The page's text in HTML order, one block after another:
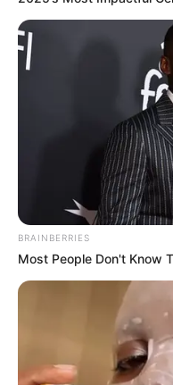
Red-point:yaitu nilai
berhasil melakukan
pengaman setelah
: nilai tertinggi
berhasil melakukan
pengaman dalam satu
Demikian penjelasan
OLAHRAGA PANJAT
BRAINBERRIES
Most People Don't Know